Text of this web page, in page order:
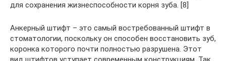
для сохранения жизнеспособности корня зуба. [8]
Анкерный штифт – это самый востребованный штифт в
стоматологии, поскольку он способен восстановить зуб,
коронка которого почти полностью разрушена. Этот